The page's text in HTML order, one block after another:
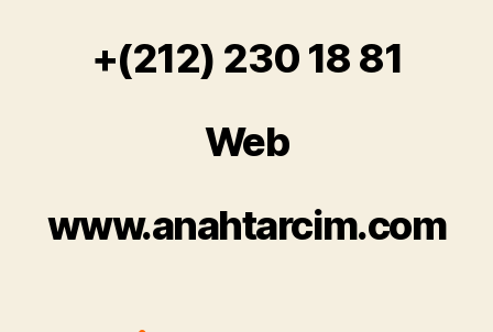
+(212) 230 18 81
Web
www.anahtarcim.com